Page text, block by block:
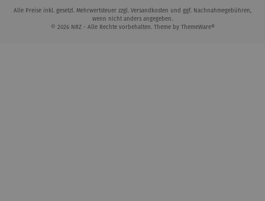
Alle Preise inkl. gesetzl. Mehrwertsteuer zzgl. Versandkosten und ggf. Nachnahmegebühren,
wenn nicht anders angegeben.
© 2026 NRZ - Alle Rechte vorbehalten. Theme by ThemeWare®